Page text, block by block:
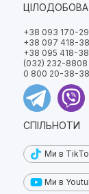
+38 093 170-
+38 097 418-
+38 095 418-
(032) 232-8808
0 800 20-38-38
СПІЛЬНОТИ
Ми в
Ми в